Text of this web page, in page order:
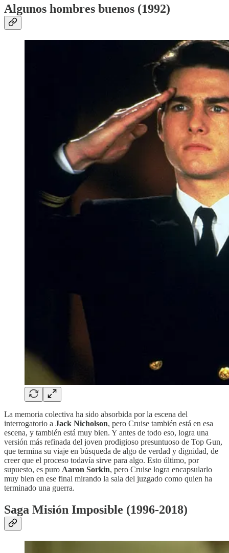
Algunos hombres buenos (1992)
La memoria colectiva ha sido absorbida por la escena del
interrogatorio a Jack Nicholson, pero Cruise también está en esa
escena, y también está muy bien. Y antes de todo eso, logra una
versión más refinada del joven prodigioso presuntuoso de Top Gun,
que termina su viaje en búsqueda de algo de verdad y dignidad, de
creer que el proceso todavía sirve para algo. Esto último, por
supuesto, es puro Aaron Sorkin, pero Cruise logra encapsularlo
muy bien en ese final mirando la sala del juzgado como quien ha
terminado una guerra.
Saga Misión Imposible (1996-2018)